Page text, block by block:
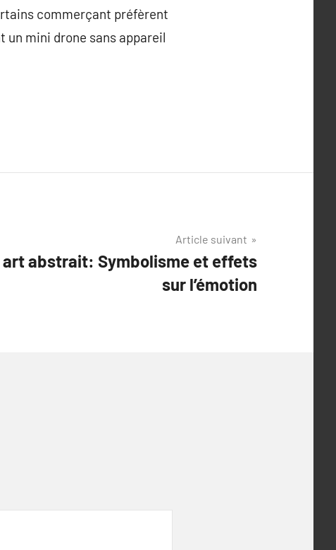
commerçant préfèrent
un mini drone sans appareil
Article suivant
art abstrait: Symbolisme et effets
sur l’émotion